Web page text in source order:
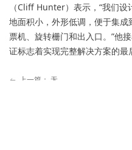
（Cliff Hunter）表示，“我们
地面积小，外形低调，便于集成
票机、旋转栅门和出入口。”他
证标志着实现完整解决方案的最
ꂃ 上一篇： 无